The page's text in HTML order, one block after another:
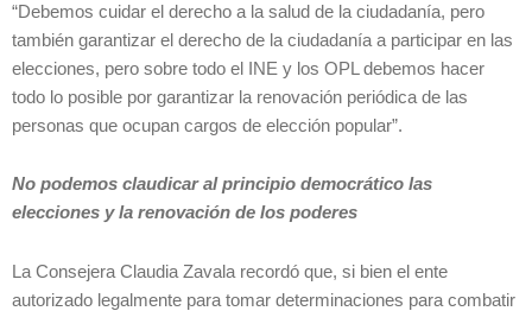
“Debemos cuidar el derecho a la salud de la ciudadanía, pero
también garantizar el derecho de la ciudadanía a participar en las
elecciones, pero sobre todo el INE y los OPL debemos hacer
todo lo posible por garantizar la renovación periódica de las
personas que ocupan cargos de elección popular”.
No podemos claudicar al principio democrático las
elecciones y la renovación de los poderes
La Consejera Claudia Zavala recordó que, si bien el ente
autorizado legalmente para tomar determinaciones para combatir